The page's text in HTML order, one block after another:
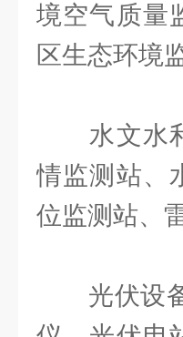
境空气质量
区生态环境
水文水利
情监测站、
位监测站、
光伏设备